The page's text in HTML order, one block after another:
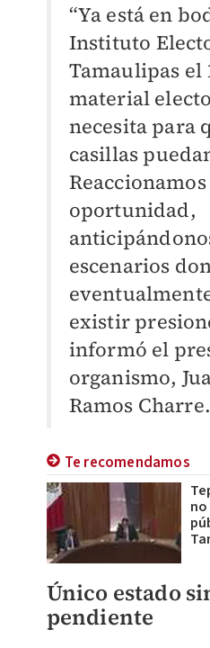
“Ya está en
Instituto
Tamaulipas el
material
necesita para
casillas
oportunidad,
escenarios
existir
informó el
organismo,
Ramos Charre.
Te recomendamos
Único estado
pendiente